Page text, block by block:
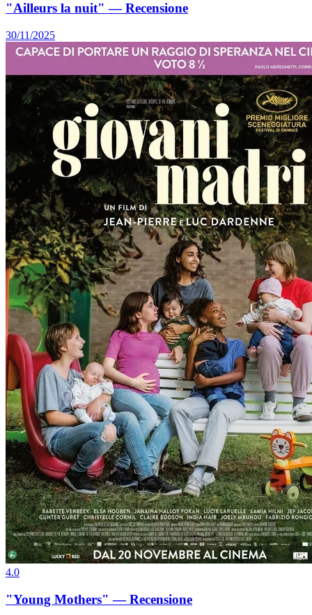
"Ailleurs la nuit" — Recensione
30/11/2025
4.0
"Young Mothers" — Recensione